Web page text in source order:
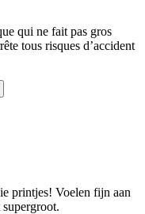
qui ne fait pas gros
tous risques d’accident
printjes! Voelen fijn aan